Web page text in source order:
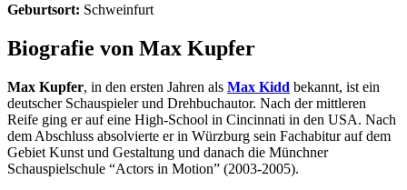
Geburtsort: Schweinfurt
Biografie von Max Kupfer
Max Kupfer, in den ersten Jahren als Max Kidd bekannt, ist ein
deutscher Schauspieler und Drehbuchautor. Nach der mittleren
Reife ging er auf eine High-School in Cincinnati in den USA. Nach
dem Abschluss absolvierte er in Würzburg sein Fachabitur auf dem
Gebiet Kunst und Gestaltung und danach die Münchner
Schauspielschule “Actors in Motion” (2003-2005).